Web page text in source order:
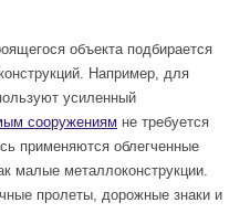
объекта подбирается
Например, для
усиленный
сооружениям не требуется
применяются облегченные
малые металлоконструкции.
пролеты, дорожные знаки и